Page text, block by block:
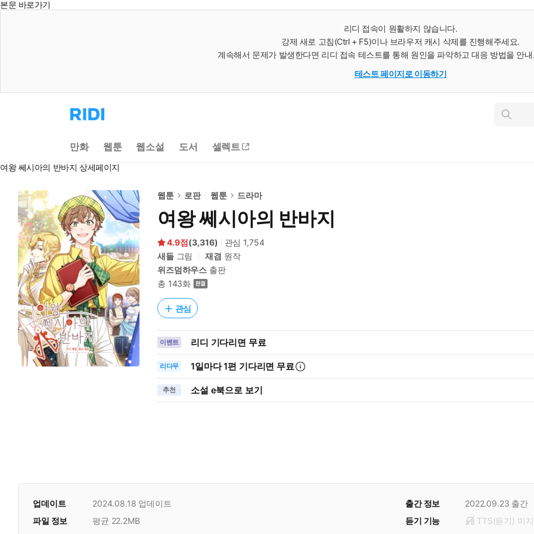
본문 바로가기
리디 접속이 원활하지 않습니다.
강제 새로 고침(Ctrl + F5)이나 브라우저 캐시 삭제를 진행해주세요.
계속해서 문제가 발생한다면 리디 접속 테스트를 통해 원인을 파악하고 대응 방법을 안
테스트 페이지로 이동하기
리
디
으
로
동
인
만화 웹툰 웹소설 도서 셀렉트
여왕 쎄시아의 반바지 상세페이지
웹툰 로판 웹툰 드라마
여왕 쎄시아의 반바지
4.9 (3,316) 관심 1,754
새들그림 재겸 원작
위즈덤하우스 출판
총 143화
관심
이벤트 리디 기다리면 무료
리다무 1일마다1편 기다리면 무료
추천 소설 e북으로 보기
업데이트 2024.08.18 업데이트 출간 정보 2022.09.23 출간
듣기 기능
TTS(듣기) 미
파일 정보
평균 22.2MB